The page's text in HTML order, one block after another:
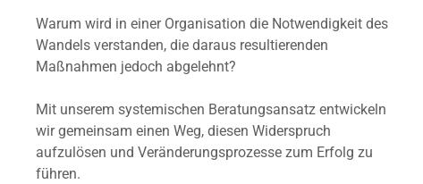
Warum wird in einer Organisation die Notwendigkeit des
Wandels verstanden, die daraus resultierenden
Maßnahmen jedoch abgelehnt?
Mit unserem systemischen Beratungsansatz entwickeln
wir gemeinsam einen Weg, diesen Widerspruch
aufzulösen und Veränderungsprozesse zum Erfolg zu
führen.